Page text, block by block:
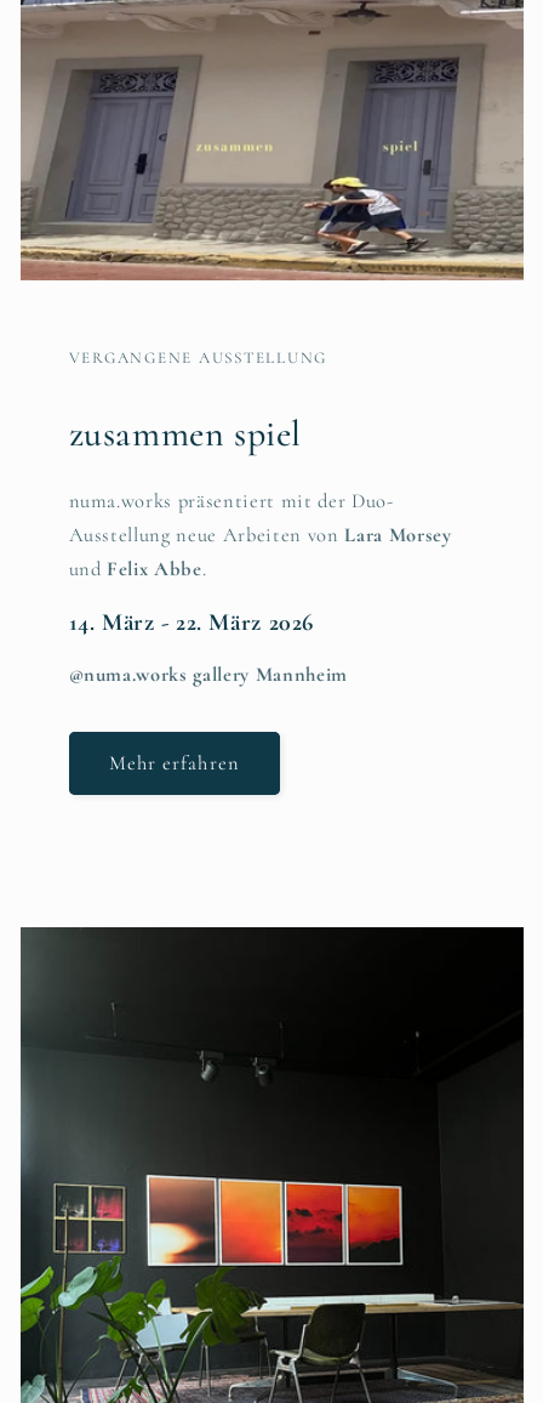
VERGANGENE AUSSTELLUNG
zusammen spiel
numa.works präsentiert mit der Duo-
Ausstellung neue Arbeiten von Lara Morsey
und Felix Abbe.
14. März - 22. März 2026
@numa.works gallery Mannheim
Mehr erfahren